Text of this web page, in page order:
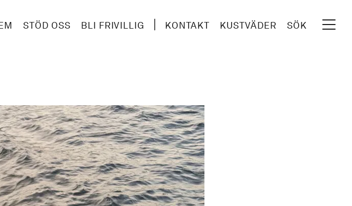
STÖD OSS BLI FRIVILLIG KONTAKT KUSTVÄDER SÖK